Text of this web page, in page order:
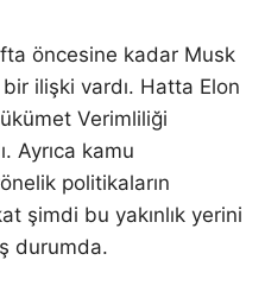
öncesine kadar Musk
ilişki vardı. Hatta Elon
Verimliliği
Ayrıca kamu
politikaların
şimdi bu yakınlık yerini
durumda.